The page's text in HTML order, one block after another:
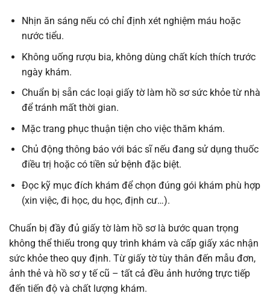
Nhịn ăn sáng nếu có chỉ định xét nghiệm máu hoặc
nước tiểu.
Không uống rượu bia, không dùng chất kích thích trước
ngày khám.
Chuẩn bị sẵn các loại giấy tờ làm hồ sơ sức khỏe từ nhà
để tránh mất thời gian.
Mặc trang phục thuận tiện cho việc thăm khám.
Chủ động thông báo với bác sĩ nếu đang sử dụng thuốc
điều trị hoặc có tiền sử bệnh đặc biệt.
Đọc kỹ mục đích khám để chọn đúng gói khám phù hợp
(xin việc, đi học, du học, định cư…).
Chuẩn bị đầy đủ giấy tờ làm hồ sơ là bước quan trọng
không thể thiếu trong quy trình khám và cấp giấy xác nhận
sức khỏe theo quy định. Từ giấy tờ tùy thân đến mẫu đơn,
ảnh thẻ và hồ sơ y tế cũ – tất cả đều ảnh hưởng trực tiếp
đến tiến độ và chất lượng khám.